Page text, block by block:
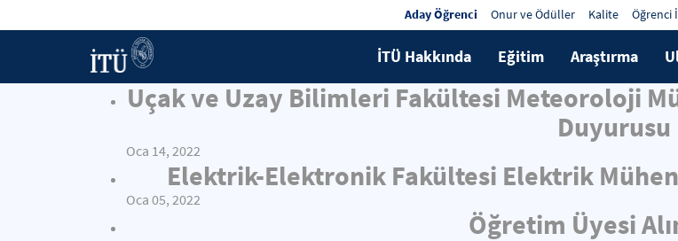
Aday Öğrenci Onur ve Ödüller Kalite Öğrenci
İTÜ Hakkında Eğitim Araştırma
Uçak ve Uzay Bilimleri Fakültesi Meteoroloji
Duyurusu
Oca 14, 2022
Elektrik-Elektronik Fakültesi Elektrik
Oca 05, 2022
Öğretim Üyesi